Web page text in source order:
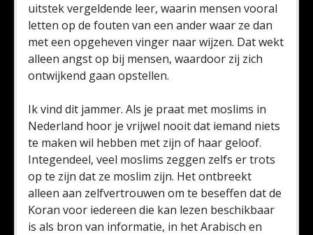
uitstek vergeldende leer, waarin mensen vooral
letten op de fouten van een ander waar ze dan
met een opgeheven vinger naar wijzen. Dat wekt
alleen angst op bij mensen, waardoor zij zich
ontwijkend gaan opstellen.
Ik vind dit jammer. Als je praat met moslims in
Nederland hoor je vrijwel nooit dat iemand niets
te maken wil hebben met zijn of haar geloof.
Integendeel, veel moslims zeggen zelfs er trots
op te zijn dat ze moslim zijn. Het ontbreekt
alleen aan zelfvertrouwen om te beseffen dat de
Koran voor iedereen die kan lezen beschikbaar
is als bron van informatie, in het Arabisch en